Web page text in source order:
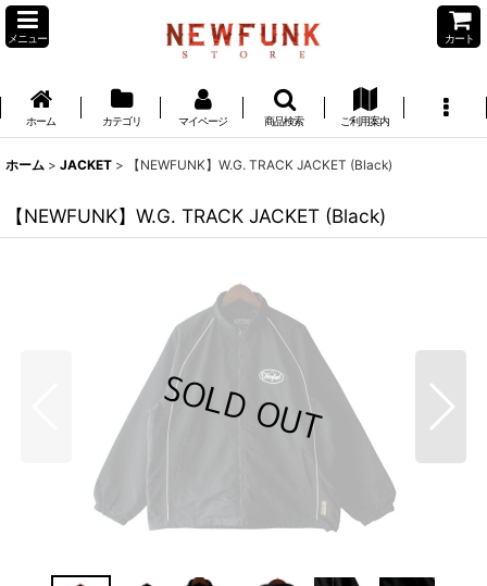
メニュー カート
ホーム カテゴリ マイページ 商品検索 ご利用案内
ホーム > JACKET > 【NEWFUNK】W.G. TRACK JACKET (Black)
【NEWFUNK】W.G. TRACK JACKET (Black)